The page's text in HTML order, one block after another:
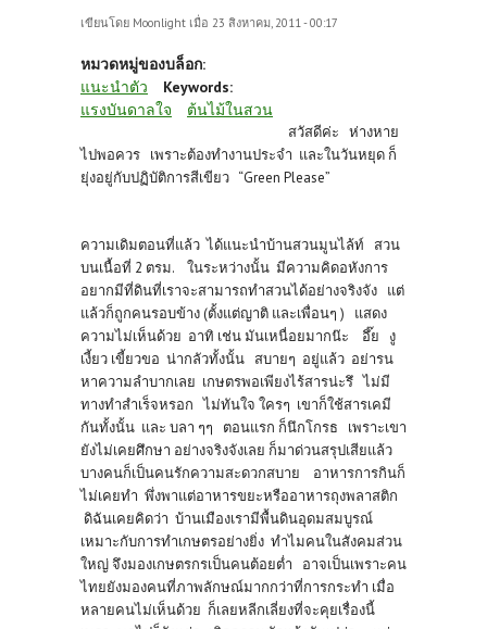
เขียนโดย Moonlight เมื่อ 23 สิงหาคม, 2011 - 00:17
หมวดหมู่ของบล็อก:
แนะนำตัว
Keywords:
แรงบันดาลใจ
ต้นไม้ในสวน
สวัสดีค่ะ ห่างหาย
ไปพอควร เพราะต้องทำงานประจำ และในวันหยุด ก็
ยุ่งอยู่กับปฏิบัติการสีเขียว “Green Please”
ความเดิมตอนที่แล้ว ได้แนะนำบ้านสวนมูนไล้ท์ สวน
บนเนื้อที่ 2 ตรม. ในระหว่างนั้น มีความคิดอหังการ
อยากมีที่ดินที่เราจะสามารถทำสวนได้อย่างจริงจัง แต่
แล้วก็ถูกคนรอบข้าง (ตั้งแต่ญาติ และเพื่อนๆ ) แสดง
ความไม่เห็นด้วย อาทิ เช่น มันเหนื่อยมากน๊ะ อึ๊ย งู
เงี้ยว เขี้ยวขอ น่ากลัวทั้งนั้น สบายๆ อยู่แล้ว อย่ารน
หาความลำบากเลย เกษตรพอเพียงไร้สารน่ะรึ ไม่มี
ทางทำสำเร็จหรอก ไม่ทันใจ ใครๆ เขาก็ใช้สารเคมี
กันทั้งนั้น และ บลา ๆๆ ตอนแรก ก็นึกโกรธ เพราะเขา
ยังไม่เคยศึกษา อย่างจริงจังเลย ก็มาด่วนสรุปเสียแล้ว
บางคนก็เป็นคนรักความสะดวกสบาย อาหารการกินก็
ไม่เคยทำ พึ่งพาแต่อาหารขยะหรืออาหารถุงพลาสติก
ดิฉันเคยคิดว่า บ้านเมืองเรามีพื้นดินอุดมสมบูรณ์
เหมาะกับการทำเกษตรอย่างยิ่ง ทำไมคนในสังคมส่วน
ใหญ่ จึงมองเกษตรกรเป็นคนต้อยต่ำ อาจเป็นเพราะคน
ไทยยังมองคนที่ภาพลักษณ์มากกว่าที่การกระทำ เมื่อ
หลายคนไม่เห็นด้วย ก็เลยหลีกเลี่ยงที่จะคุยเรื่องนี้